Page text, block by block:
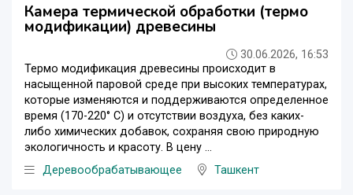
Камера термической обработки (термо
модификации) древесины
30.06.2026, 16:53
Термо модификация древесины происходит в
насыщенной паровой среде при высоких температурах,
которые изменяются и поддерживаются определенное
время (170-220° С) и отсутствии воздуха, без каких-
либо химических добавок, сохраняя свою природную
экологичность и красоту. В цену ...
Деревообрабатывающее
Ташкент